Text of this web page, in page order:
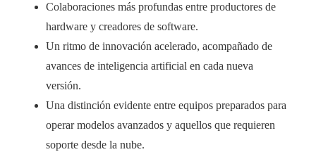
Colaboraciones más profundas entre productores de
hardware y creadores de software.
Un ritmo de innovación acelerado, acompañado de
avances de inteligencia artificial en cada nueva
versión.
Una distinción evidente entre equipos preparados para
operar modelos avanzados y aquellos que requieren
soporte desde la nube.